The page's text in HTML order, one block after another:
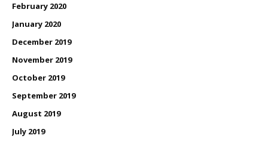
February 2020
January 2020
December 2019
November 2019
October 2019
September 2019
August 2019
July 2019